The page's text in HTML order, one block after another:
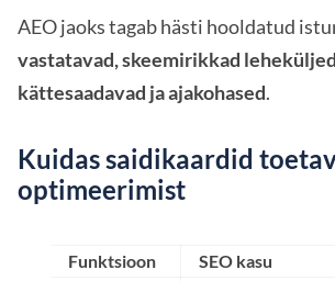
AEO jaoks tagab hästi hooldatud
vastatavad, skeemirikkad
kättesaadavad ja ajakohased.
Kuidas saidikaardid
optimeerimist
Funktsioon SEO kasu